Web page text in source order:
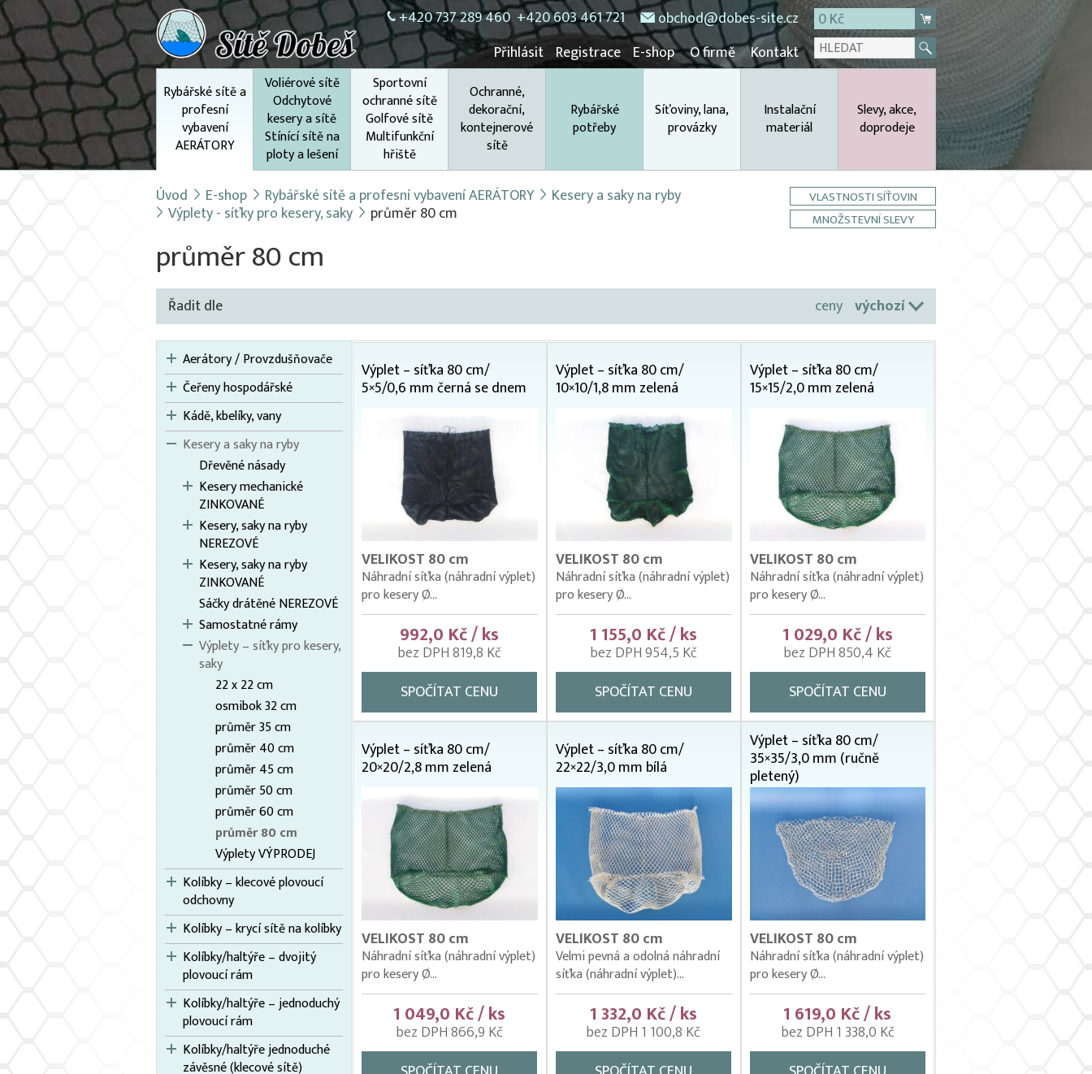
+420 737 289 460 +420 603 461 721 obchod@dobes-site.cz
0 Kč
Přihlásit Registrace E-shop O firmě Kontakt
Rybářské sítě a
profesní
vybavení
AERÁTORY
Voliérové sítě
Odchytové
kesery a sítě
Stínící sítě na
ploty a lešení
Sportovní
ochranné sítě
Golfové sítě
Multifunkční
hřiště
Ochranné,
dekorační,
kontejnerové
sítě
Rybářské
potřeby
Síťoviny, lana,
provázky
Instalační
materiál
Slevy, akce,
doprodeje
Úvod E-shop Rybářské sítě a profesní vybavení AERÁTORY Kesery a saky na ryby
Výplety - síťky pro kesery, saky průměr 80 cm
VLASTNOSTI SÍŤOVIN
MNOŽSTEVNÍ SLEVY
průměr 80 cm
Řadit dle ceny výchozí
Aerátory / Provzdušňovače
Čeřeny hospodářské
Kádě, kbelíky, vany
Kesery a saky na ryby
Dřevěné násady
Kesery mechanické
ZINKOVANÉ
Kesery, saky na ryby
NEREZOVÉ
Kesery, saky na ryby
ZINKOVANÉ
Sáčky drátěné NEREZOVÉ
Samostatné rámy
Výplety – síťky pro kesery,
saky
22 x 22 cm
osmibok 32 cm
průměr 35 cm
průměr 40 cm
průměr 45 cm
průměr 50 cm
průměr 60 cm
průměr 80 cm
Výplety VÝPRODEJ
Kolíbky – klecové plovoucí
odchovny
Kolíbky – krycí sítě na kolíbky
Kolíbky/haltýře – dvojitý
plovoucí rám
Kolíbky/haltýře – jednoduchý
plovoucí rám
Kolíbky/haltýře jednoduché
závěsné (klecové sítě)
Výplet – síťka 80 cm/
5×5/0,6 mm černá se dnem
VELIKOST 80 cm
Náhradní síťka (náhradní výplet)
pro kesery Ø...
992,0 Kč / ks
bez DPH 819,8 Kč
SPOČÍTAT CENU
Výplet – síťka 80 cm/
10×10/1,8 mm zelená
VELIKOST 80 cm
Náhradní síťka (náhradní výplet)
pro kesery Ø...
1 155,0 Kč / ks
bez DPH 954,5 Kč
SPOČÍTAT CENU
Výplet – síťka 80 cm/
15×15/2,0 mm zelená
VELIKOST 80 cm
Náhradní síťka (náhradní výplet)
pro kesery Ø...
1 029,0 Kč / ks
bez DPH 850,4 Kč
SPOČÍTAT CENU
Výplet – síťka 80 cm/
20×20/2,8 mm zelená
VELIKOST 80 cm
Náhradní síťka (náhradní výplet)
pro kesery Ø...
1 049,0 Kč / ks
bez DPH 866,9 Kč
Výplet – síťka 80 cm/
22×22/3,0 mm bílá
VELIKOST 80 cm
Velmi pevná a odolná náhradní
síťka (náhradní výplet)...
1 332,0 Kč / ks
bez DPH 1 100,8 Kč
Výplet – síťka 80 cm/
35×35/3,0 mm (ručně
pletený)
VELIKOST 80 cm
Náhradní síťka (náhradní výplet)
pro kesery Ø...
1 619,0 Kč / ks
bez DPH 1 338,0 Kč